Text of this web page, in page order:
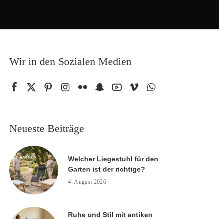
Wir in den Sozialen Medien
Neueste Beiträge
Welcher Liegestuhl für den
Garten ist der richtige?
4. August 2026
Ruhe und Stil mit antiken